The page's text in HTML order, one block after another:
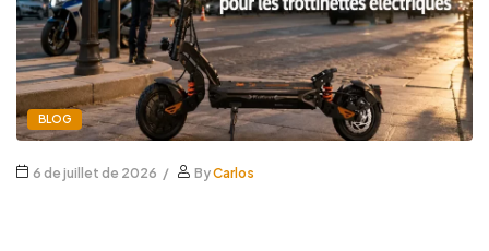
BLOG
6 de juillet de 2026 ByCarlos